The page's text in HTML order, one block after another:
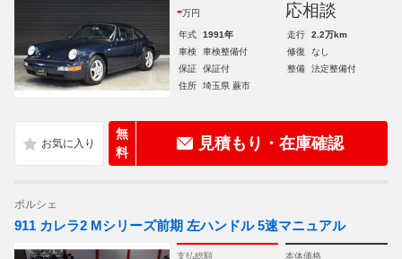
-万円 応相談
年式 1991年 走行
2.2万km
車検
車検整備付 修復
なし
保証
保証付 整備
法定整備付
住所
埼玉県 蕨市
無
料
見積もり・在庫確認
ポルシェ
911 カレラ2 Mシリーズ前期 左ハンドル 5速マニュアル
支払総額 本体価格